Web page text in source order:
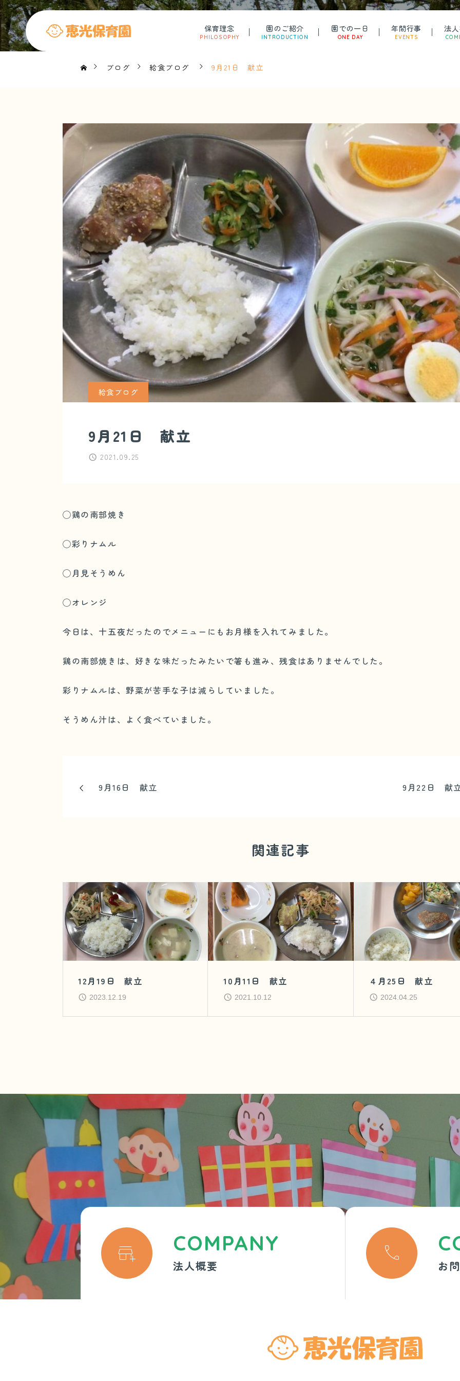
保育理念
PHILOSOPHY
園のご紹介
INTRODUCTION
園での一日
ONE DAY
年間行事
EVENTS
法
ブログ 給食ブログ 9月21日 献立
給食ブログ
9月21日 献立
2021.09.25
◯鶏の南部焼き
◯彩りナムル
◯月見そうめん
◯オレンジ
今日は、十五夜だったのでメニューにもお月様を入れてみました。
鶏の南部焼きは、好きな味だったみたいで箸も進み、残食はありませんでした。
彩りナムルは、野菜が苦手な子は減らしていました。
そうめん汁は、よく食べていました。
9月16日 献立 9月22日 献
関連記事
12月19日 献立
2023.12.19
10月11日 献立
2021.10.12
４月25日 献立
2024.04.25
 COMPANY
法人概要  お